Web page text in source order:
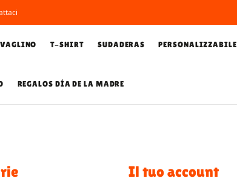
T-SHIRT SUDADERAS PERSONALIZZABILE
REGALOS DÍA DE LA MADRE
Il tuo account